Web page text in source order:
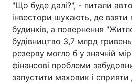
"Що буде далі?", - питали
інвестори шукають, де взяти
будинків, а повернення
будівництво 3,7 млрд
резерву могло б у значній
фінансові проблеми
запустити маховик і